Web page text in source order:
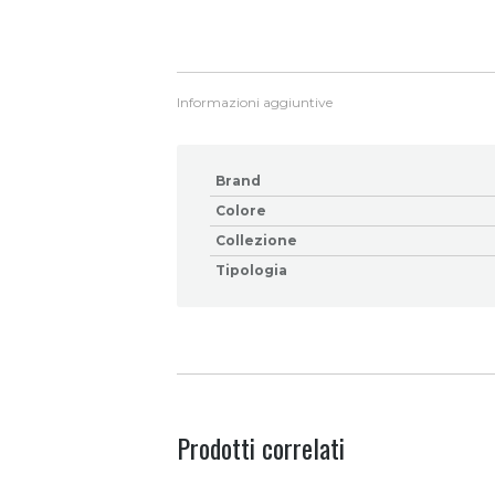
Informazioni aggiuntive
Brand
Colore
Collezione
Tipologia
Prodotti correlati